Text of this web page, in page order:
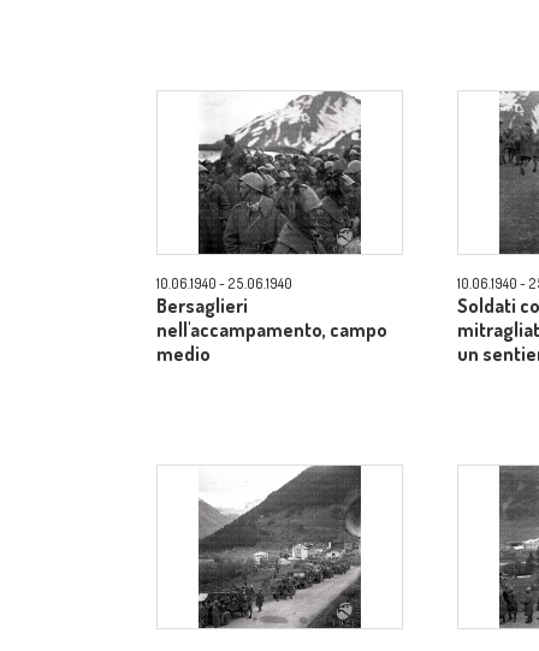
10.06.1940 - 25.06.1940
Bersaglieri
nell'accampamento, campo
medio
10.06.1940 -
Soldati
un